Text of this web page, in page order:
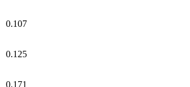
0.107
0.125
0.171